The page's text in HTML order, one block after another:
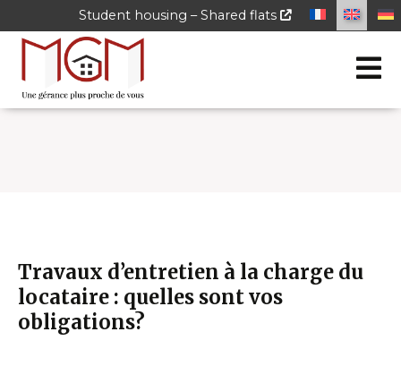
Student housing – Shared flats
Travaux d’entretien à la charge du
locataire : quelles sont vos
obligations?